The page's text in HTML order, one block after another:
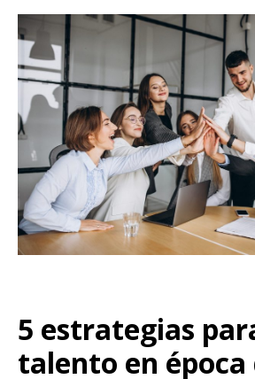
5 estrategias
talento en época